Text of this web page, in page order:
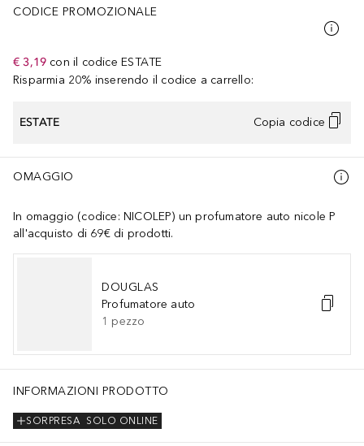
CODICE PROMOZIONALE
€ 3,19 con il codice ESTATE
Risparmia 20% inserendo il codice a carrello:
ESTATE Copia codice
OMAGGIO
In omaggio (codice: NICOLEP) un profumatore auto nicole P
all'acquisto di 69€ di prodotti.
DOUGLAS
Profumatore auto
1 pezzo
INFORMAZIONI PRODOTTO
SOLO ONLINE
SORPRESA